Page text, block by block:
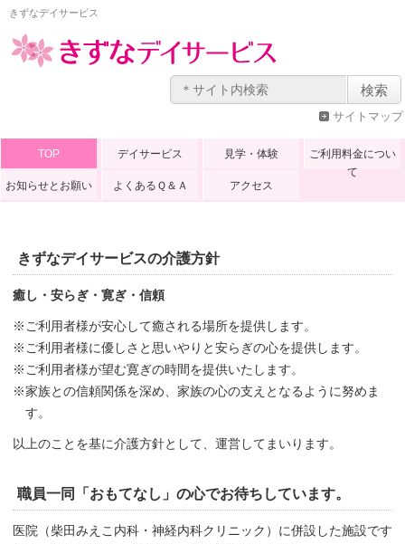
きずなデイサービス
サイトマップ
TOP デイサービス 見学・体験
ご利用料金につい
て
お知らせとお願い
よくあるＱ＆Ａ アクセス
きずなデイサービスの介護方針
癒し・安らぎ・寛ぎ・信頼
ご利用者様が安心して癒される場所を提供します。
ご利用者様に優しさと思いやりと安らぎの心を提供します。
ご利用者様が望む寛ぎの時間を提供いたします。
家族との信頼関係を深め、家族の心の支えとなるように努めま
す。
以上のことを基に介護方針として、運営してまいります。
職員一同「おもてなし」の心でお待ちしています。
医院（柴田みえこ内科・神経内科クリニック）に併設した施設です